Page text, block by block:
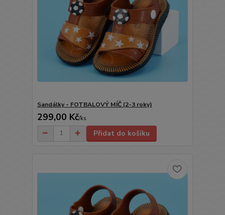
Sandálky - FOTBALOVÝ MÍČ (2-3 roky)
299,00 Kč/ks
Přidat do košíku